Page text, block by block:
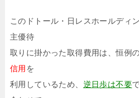
このドトール・日レスホールディ
主優待
取りに掛かった取得費用は、恒例
信用 を
利用しているため、 逆日歩は不要